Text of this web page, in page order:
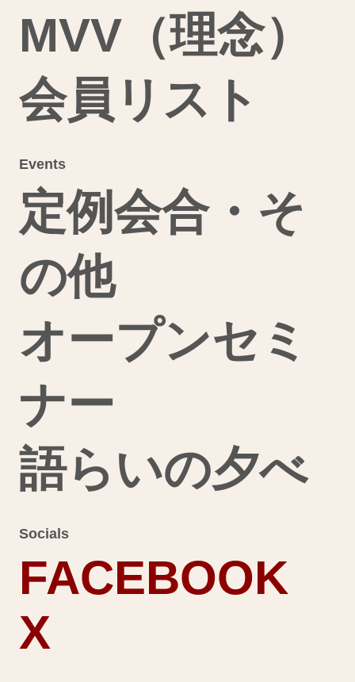
MVV（理念）
会員リスト
Events
定例会合・そ
の他
オープンセミ
ナー
語らいの夕べ
Socials
FACEBOOK
X